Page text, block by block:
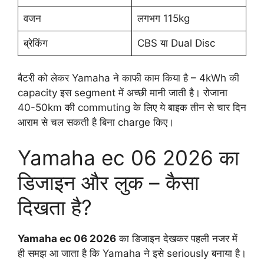
वजन लगभग 115kg
ब्रेकिंग CBS या Dual Disc
बैटरी को लेकर Yamaha ने काफी काम किया है – 4kWh की
capacity इस segment में अच्छी मानी जाती है। रोजाना
40-50km की commuting के लिए ये बाइक तीन से चार दिन
आराम से चल सकती है बिना charge किए।
Yamaha ec 06 2026 का
डिजाइन और लुक – कैसा
दिखता है?
Yamaha ec 06 2026 का डिजाइन देखकर पहली नजर में
ही समझ आ जाता है कि Yamaha ने इसे seriously बनाया है।